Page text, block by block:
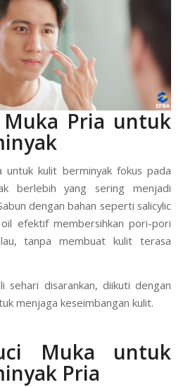
Muka Pria untuk
untuk kulit berminyak fokus pada
berlebih yang sering menjadi
dengan bahan seperti salicylic
efektif membersihkan pori-pori
tanpa membuat kulit terasa
sehari disarankan, diikuti dengan
menjaga keseimbangan kulit.
Muka untuk
Pria